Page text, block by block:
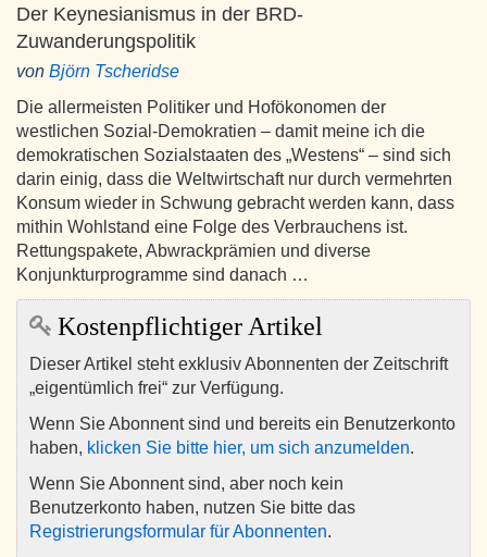
Der Keynesianismus in der BRD-
Zuwanderungspolitik
von Björn Tscheridse
Die allermeisten Politiker und Hofökonomen der
westlichen Sozial-Demokratien – damit meine ich die
demokratischen Sozialstaaten des „Westens“ – sind sich
darin einig, dass die Weltwirtschaft nur durch vermehrten
Konsum wieder in Schwung gebracht werden kann, dass
mithin Wohlstand eine Folge des Verbrauchens ist.
Rettungspakete, Abwrackprämien und diverse
Konjunkturprogramme sind danach …
Kostenpflichtiger Artikel
Dieser Artikel steht exklusiv Abonnenten der Zeitschrift
„eigentümlich frei“ zur Verfügung.
Wenn Sie Abonnent sind und bereits ein Benutzerkonto
haben, klicken Sie bitte hier, um sich anzumelden.
Wenn Sie Abonnent sind, aber noch kein
Benutzerkonto haben, nutzen Sie bitte das
Registrierungsformular für Abonnenten.